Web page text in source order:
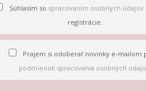
Súhlasím so spracovaním osobných údajov
registrácie.
Prajem si odoberať novinky e-mailom
podmienok spracovania osobných